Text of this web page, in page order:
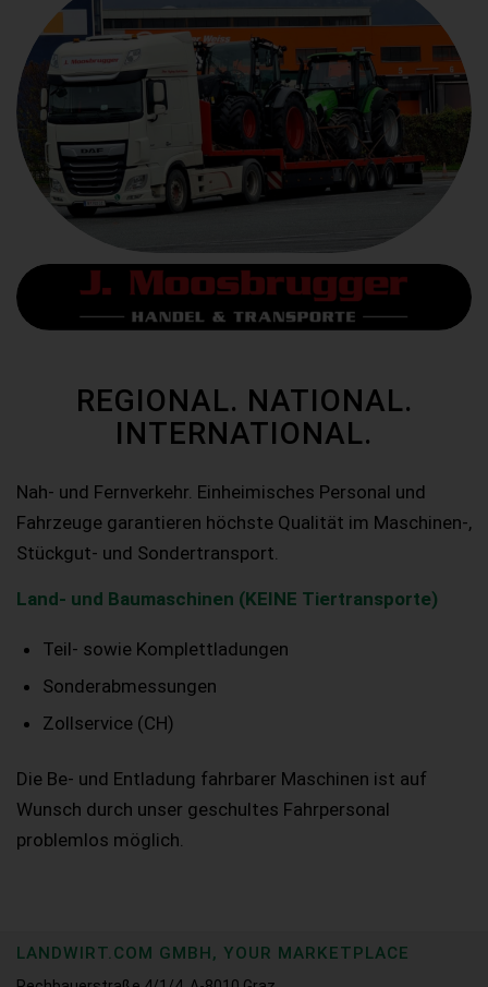
REGIONAL. NATIONAL.
INTERNATIONAL.
Nah- und Fernverkehr. Einheimisches Personal und
Fahrzeuge garantieren höchste Qualität im Maschinen-,
Stückgut- und Sondertransport.
Land- und Baumaschinen (KEINE Tiertransporte)
Teil- sowie Komplettladungen
Sonderabmessungen
Zollservice (CH)
Die Be- und Entladung fahrbarer Maschinen ist auf
Wunsch durch unser geschultes Fahrpersonal
problemlos möglich.
LANDWIRT.COM GMBH, YOUR MARKETPLACE